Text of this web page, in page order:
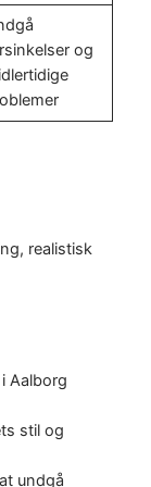
og
realistisk
Aalborg
stil og
undgå